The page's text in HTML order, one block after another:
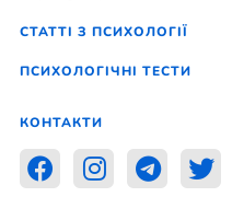
СТАТТІ З ПСИХОЛОГІЇ
ПСИХОЛОГІЧНІ ТЕСТИ
КОНТАКТИ